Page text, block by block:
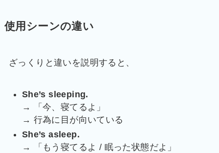
使用シーンの違い
ざっくりと違いを説明すると、
She’s sleeping.
→ 「今、寝てるよ」
→ 行為に目が向いている
She’s asleep.
→ 「もう寝てるよ / 眠った状態だよ」